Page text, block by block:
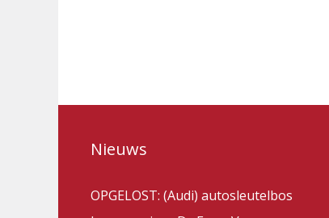
Nieuws
OPGELOST: (Audi) autosleutelbos